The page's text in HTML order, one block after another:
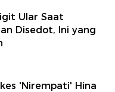
Ular Saat
Disedot, Ini yang
'Nirempati' Hina